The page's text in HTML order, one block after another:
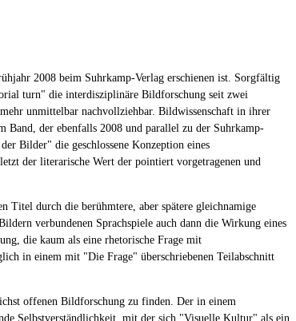
2008 beim Suhrkamp-Verlag erschienen ist. Sorgfältig
turn" die interdisziplinäre Bildforschung seit zwei
unmittelbar nachvollziehbar. Bildwissenschaft in ihrer
Band, der ebenfalls 2008 und parallel zu der Suhrkamp-
Bilder" die geschlossene Konzeption eines
der literarische Wert der pointiert vorgetragenen und
durch die berühmtere, aber spätere gleichnamige
verbundenen Sprachspiele auch dann die Wirkung eines
die kaum als eine rhetorische Frage mit
in einem mit "Die Frage" überschriebenen Teilabschnitt
offenen Bildforschung zu finden. Der in einem
Selbstverständlichkeit, mit der sich "Visuelle Kultur" als ein